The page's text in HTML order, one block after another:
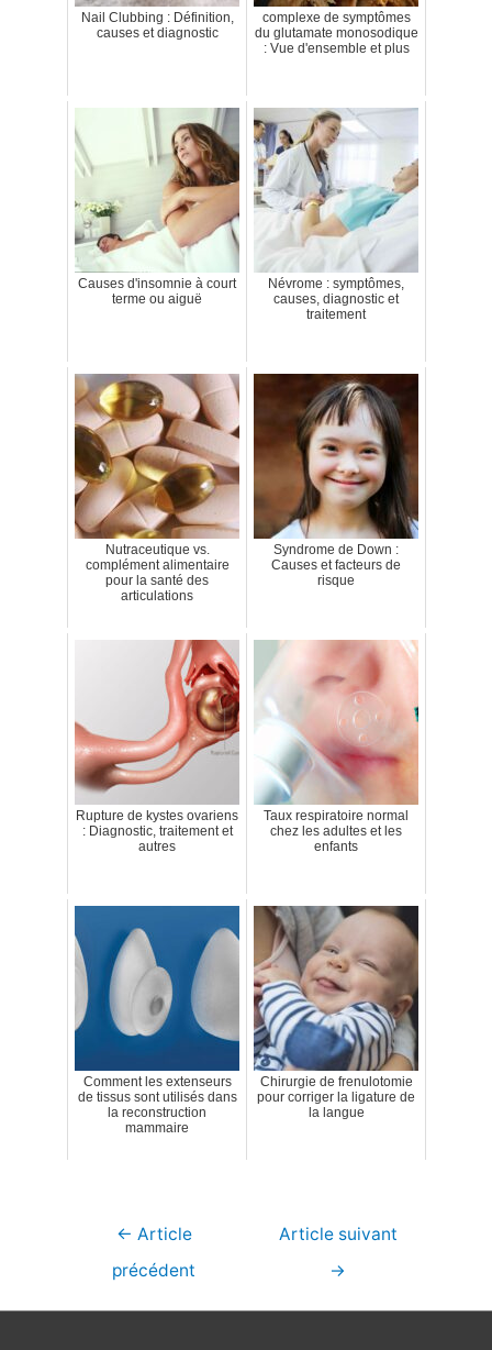
Nail Clubbing : Définition,
causes et diagnostic
complexe de symptômes
du glutamate monosodique
: Vue d'ensemble et plus
Causes d'insomnie à court
terme ou aiguë
Névrome : symptômes,
causes, diagnostic et
traitement
Nutraceutique vs.
complément alimentaire
pour la santé des
articulations
Syndrome de Down :
Causes et facteurs de
risque
Rupture de kystes ovariens
: Diagnostic, traitement et
autres
Taux respiratoire normal
chez les adultes et les
enfants
Comment les extenseurs
de tissus sont utilisés dans
la reconstruction
mammaire
Chirurgie de frenulotomie
pour corriger la ligature de
la langue
Navigation
← Article
précédent
Article suivant
→